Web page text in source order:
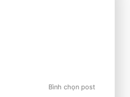
Bình chọn post